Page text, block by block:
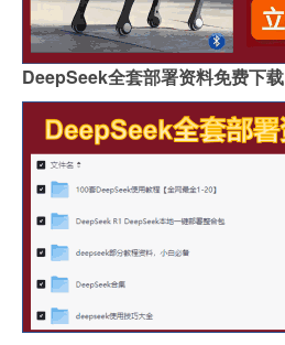
DeepSeek全套部署资料免费下载